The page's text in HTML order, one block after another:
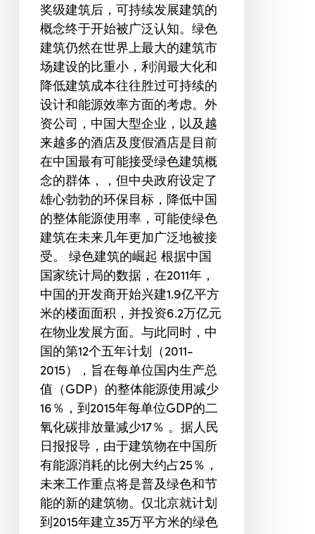
奖级建筑后，可持续发展建筑的
概念终于开始被广泛认知。绿色
建筑仍然在世界上最大的建筑市
场建设的比重小，利润最大化和
降低建筑成本往往胜过可持续的
设计和能源效率方面的考虑。外
资公司，中国大型企业，以及越
来越多的酒店及度假酒店是目前
在中国最有可能接受绿色建筑概
念的群体，，但中央政府设定了
雄心勃勃的环保目标，降低中国
的整体能源使用率，可能使绿色
建筑在未来几年更加广泛地被接
受。 绿色建筑的崛起 根据中国
国家统计局的数据，在2011年，
中国的开发商开始兴建1.9亿平方
米的楼面面积，并投资6.2万亿元
在物业发展方面。与此同时，中
国的第12个五年计划（2011-
2015），旨在每单位国内生产总
值（GDP）的整体能源使用减少
16％，到2015年每单位GDP的二
氧化碳排放量减少17％ 。据人民
日报报导，由于建筑物在中国所
有能源消耗的比例大约占25％，
未来工作重点将是普及绿色和节
能的新的建筑物。仅北京就计划
到2015年建立35万平方米的绿色